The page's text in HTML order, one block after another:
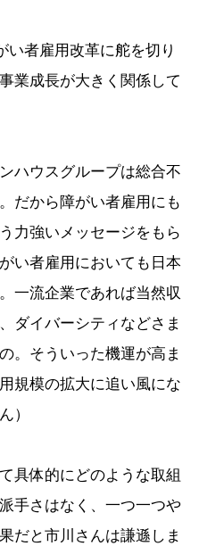
い者雇用改革に舵を切り
業成長が大きく関係して
ハウスグループは総合不
だから障がい者雇用にも
力強いメッセージをもら
い者雇用においても日本
一流企業であれば当然収
ダイバーシティなどさま
。そういった機運が高ま
規模の拡大に追い風にな
）
具体的にどのような取組
手さはなく、一つ一つや
だと市川さんは謙遜しま